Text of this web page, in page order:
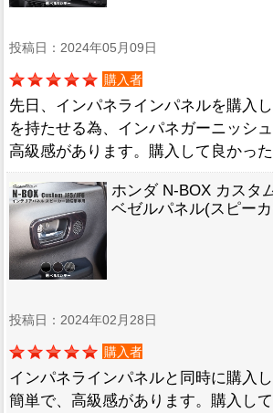
投稿日：2024年05月09日
購入者
先日、インパネラインパネルを購入
を持たせる為、インパネガーニッシ
高級感があります。購入して良かった
ホンダ N-BOX カスタ
ベゼルパネル(スピー
投稿日：2024年02月28日
購入者
インパネラインパネルと同時に購入
簡単で、高級感があります。購入し